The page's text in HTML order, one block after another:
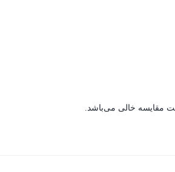
مقایسه خالی می‌باشد.